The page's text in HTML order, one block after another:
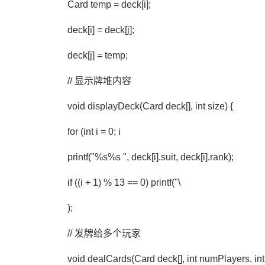
Card temp = deck[i];
deck[i] = deck[j];
deck[j] = temp;
// 显示牌堆内容
void displayDeck(Card deck[], int size) {
for (int i = 0; i
printf("%s%s ", deck[i].suit, deck[i].rank);
if ((i + 1) % 13 == 0) printf("\
);
// 发牌给多个玩家
void dealCards(Card deck[], int numPlayers,